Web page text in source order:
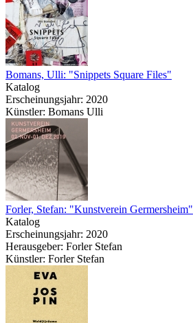
Bomans, Ulli: "Snippets Square Files"
Katalog
Erscheinungsjahr: 2020
Künstler: Bomans Ulli
Forler, Stefan: "Kunstverein Germersheim"
Katalog
Erscheinungsjahr: 2020
Herausgeber: Forler Stefan
Künstler: Forler Stefan